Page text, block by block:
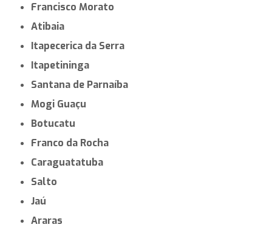
Francisco Morato
Atibaia
Itapecerica da Serra
Itapetininga
Santana de Parnaíba
Mogi Guaçu
Botucatu
Franco da Rocha
Caraguatatuba
Salto
Jaú
Araras